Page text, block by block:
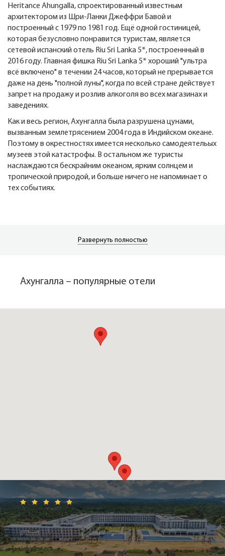
Heritance Ahungalla, спроектированный известным
архитектором из Шри-Ланки Джеффри Бавой и
построенный с 1979 по 1981 год. Ещё одной гостиницей,
которая безусловно понравится туристам, является
сетевой испанский отель Riu Sri Lanka 5*, построеннный в
2016 году. Главная фишка Riu Sri Lanka 5* хороший "ультра
всё включено" в течении 24 часов, который не прерывается
даже на день "полной луны", когда по всей стране действует
запрет на продажу и розлив алкоголя во всех магазинах и
заведениях.
Как и весь регион, Ахунгалла была разрушена цунами,
вызванным землетрясением 2004 года в Индийском океане.
Поэтому в окрестностях имеется несколько самодеятельых
музеев этой катастрофы. В остальном же туристы
наслаждаются бескрайним океаном, ярким солнцем и
тропической природой, и больше ничего не напоминает о
тех событиях.
Развернуть полностью
Ахунгалла – популярные отели